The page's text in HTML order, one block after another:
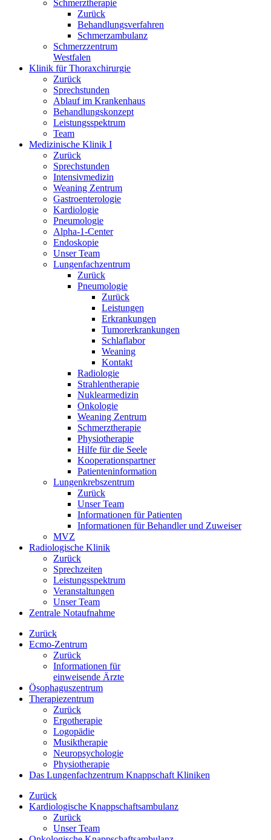
Schmerztherapie
Zurück
Behandlungsverfahren
Schmerzambulanz
Schmerzzentrum
Westfalen
Klinik für Thoraxchirurgie
Zurück
Sprechstunden
Ablauf im Krankenhaus
Behandlungskonzept
Leistungsspektrum
Team
Medizinische Klinik I
Zurück
Sprechstunden
Intensivmedizin
Weaning Zentrum
Gastroenterologie
Kardiologie
Pneumologie
Alpha-1-Center
Endoskopie
Unser Team
Lungenfachzentrum
Zurück
Pneumologie
Zurück
Leistungen
Erkrankungen
Tumorerkrankungen
Schlaflabor
Weaning
Kontakt
Radiologie
Strahlentherapie
Nuklearmedizin
Onkologie
Weaning Zentrum
Schmerztherapie
Physiotherapie
Hilfe für die Seele
Kooperationspartner
Patienteninformation
Lungenkrebszentrum
Zurück
Unser Team
Informationen für Patienten
Informationen für Behandler und Zuweiser
MVZ
Radiologische Klinik
Zurück
Sprechzeiten
Leistungsspektrum
Veranstaltungen
Unser Team
Zentrale Notaufnahme
Zurück
Ecmo-Zentrum
Zurück
Informationen für
einweisende Ärzte
Ösophaguszentrum
Therapiezentrum
Zurück
Ergotherapie
Logopädie
Musiktherapie
Neuropsychologie
Physiotherapie
Das Lungenfachzentrum Knappschaft Kliniken
Zurück
Kardiologische Knappschaftsambulanz
Zurück
Unser Team